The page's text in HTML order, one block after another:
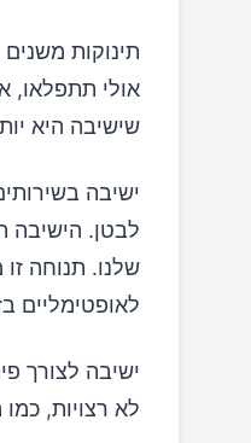
תינוקות
אולי תתפלאו,
שישיבה היא
לבטן. הישיבה
שלנו. תנוחה
לאופטימליים
ישיבה לצורך
לא רצויות,